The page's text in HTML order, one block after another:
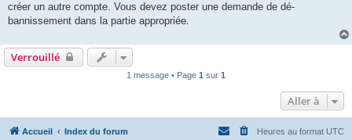
créer un autre compte. Vous devez poster une demande de dé-
bannissement dans la partie appropriée.
Verrouillé
1 message • Page 1 sur 1
Aller à
Accueil Index du forum Heures au format UTC